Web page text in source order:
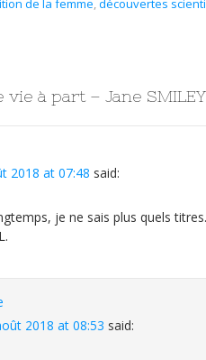
de la femme,découvertes
vie à part – Jane SMILEY
2018 at 07:48 said:
je ne sais plus quels
2018 at 08:53 said: